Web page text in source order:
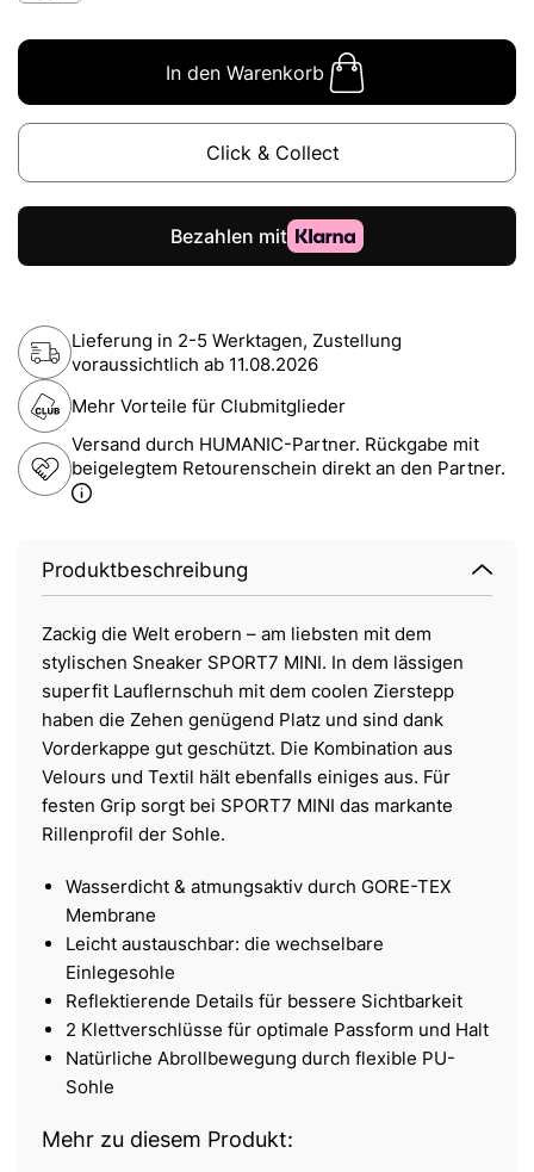
In den Warenkorb
Click & Collect
Lieferung in 2-5 Werktagen, Zustellung
voraussichtlich ab 11.08.2026
Mehr Vorteile für Clubmitglieder
Versand durch HUMANIC-Partner. Rückgabe mit
beigelegtem Retourenschein direkt an den Partner.
Produktbeschreibung
Zackig die Welt erobern – am liebsten mit dem
stylischen Sneaker SPORT7 MINI. In dem lässigen
superfit Lauflernschuh mit dem coolen Zierstepp
haben die Zehen genügend Platz und sind dank
Vorderkappe gut geschützt. Die Kombination aus
Velours und Textil hält ebenfalls einiges aus. Für
festen Grip sorgt bei SPORT7 MINI das markante
Rillenprofil der Sohle.
Wasserdicht & atmungsaktiv durch GORE-TEX
Membrane
Leicht austauschbar: die wechselbare
Einlegesohle
Reflektierende Details für bessere Sichtbarkeit
2 Klettverschlüsse für optimale Passform und Halt
Natürliche Abrollbewegung durch flexible PU-
Sohle
Mehr zu diesem Produkt: